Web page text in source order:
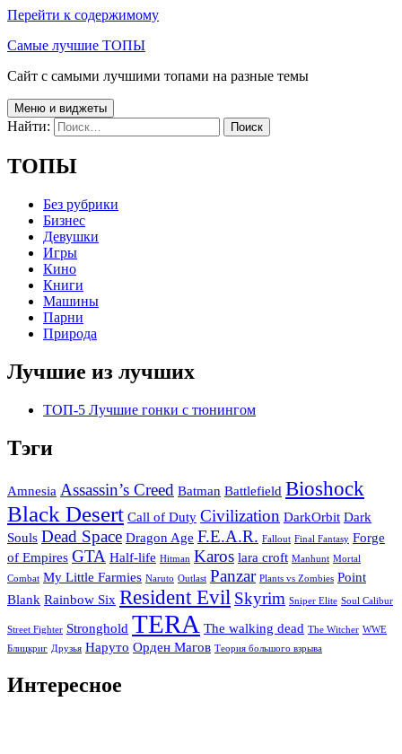
Перейти к содержимому
Самые лучшие ТОПЫ
Сайт с самыми лучшими топами на разные темы
Меню и виджеты
Найти:
ТОПЫ
Без рубрики
Бизнес
Девушки
Игры
Кино
Книги
Машины
Парни
Природа
Лучшие из лучших
ТОП-5 Лучшие гонки с тюнингом
Тэги
Amnesia Assassin’s Creed Batman Battlefield Bioshock
Black Desert Call of Duty Civilization DarkOrbit Dark
Souls Dead Space Dragon Age F.E.A.R. Fallout Final Fantasy Forge
of Empires GTA Half-life Hitman Karos lara croft Manhunt Mortal
Combat My Little Farmies Naruto Outlast Panzar Plants vs Zombies Point
Blank Rainbow Six Resident Evil Skyrim Sniper Elite Soul Calibur
Street Fighter Stronghold TERA The walking dead The Witcher WWE
Блицкриг Друзья Наруто Орден Магов Теория большого взрыва
Интересное